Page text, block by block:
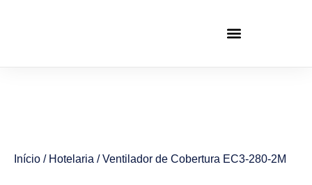
Início / Hotelaria / Ventilador de Cobertura EC3-280-2M